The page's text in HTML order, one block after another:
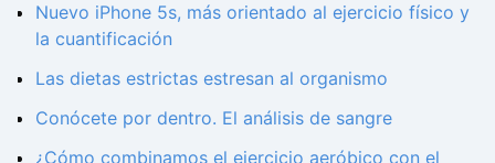
Nuevo iPhone 5s, más orientado al ejercicio físico y
la cuantificación
Las dietas estrictas estresan al organismo
Conócete por dentro. El análisis de sangre
¿Cómo combinamos el ejercicio aeróbico con el